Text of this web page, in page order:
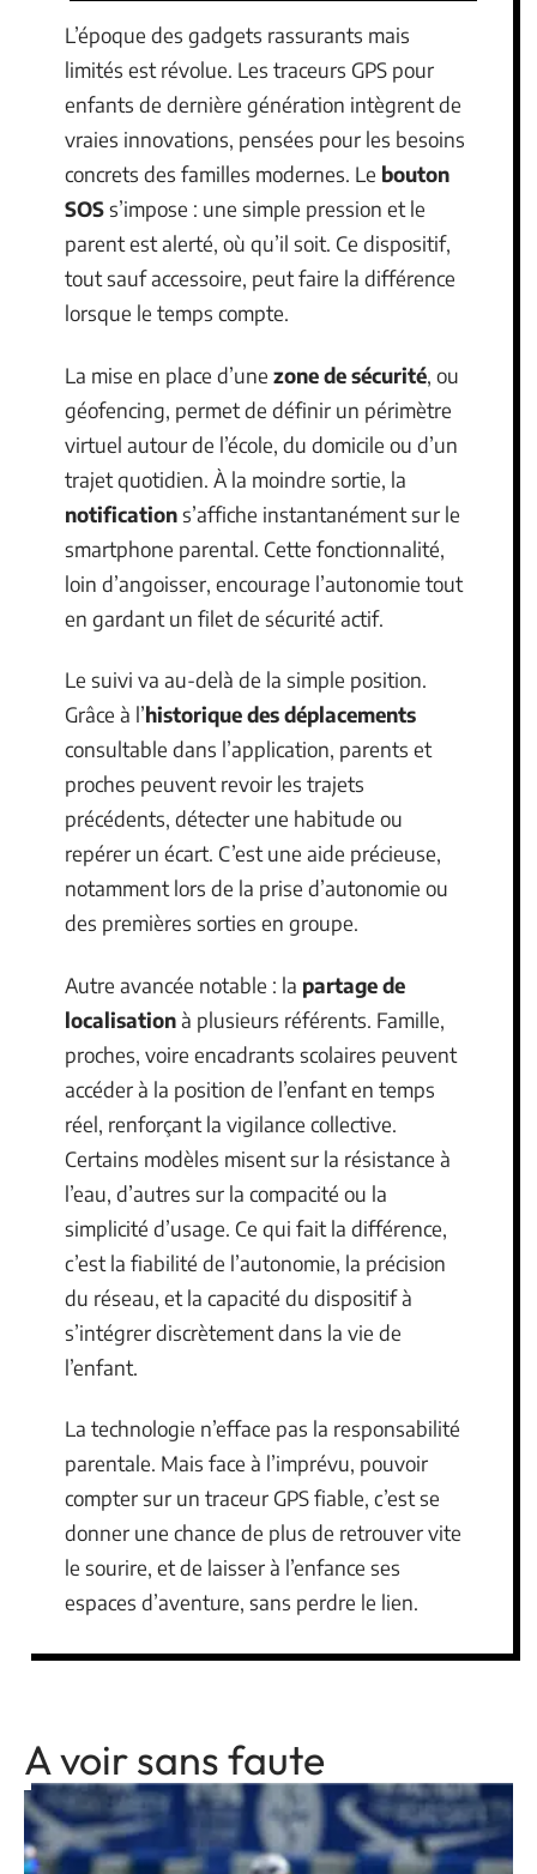
L’époque des gadgets rassurants mais
limités est révolue. Les traceurs GPS pour
enfants de dernière génération intègrent de
vraies innovations, pensées pour les besoins
concrets des familles modernes. Le bouton
SOSs’impose : une simple pression et le
parent est alerté, où qu’il soit. Ce dispositif,
tout sauf accessoire, peut faire la différence
lorsque le temps compte.
La mise en place d’une zone de sécurité, ou
géofencing, permet de définir un périmètre
virtuel autour de l’école, du domicile ou d’un
trajet quotidien. À la moindre sortie, la
notifications’affiche instantanément sur le
smartphone parental. Cette fonctionnalité,
loin d’angoisser, encourage l’autonomie tout
en gardant un filet de sécurité actif.
Le suivi va au-delà de la simple position.
Grâce à l’historique des déplacements
consultable dans l’application, parents et
proches peuvent revoir les trajets
précédents, détecter une habitude ou
repérer un écart. C’est une aide précieuse,
notamment lors de la prise d’autonomie ou
des premières sorties en groupe.
Autre avancée notable : la partage de
localisationà plusieurs référents. Famille,
proches, voire encadrants scolaires peuvent
accéder à la position de l’enfant en temps
réel, renforçant la vigilance collective.
Certains modèles misent sur la résistance à
l’eau, d’autres sur la compacité ou la
simplicité d’usage. Ce qui fait la différence,
c’est la fiabilité de l’autonomie, la précision
du réseau, et la capacité du dispositif à
s’intégrer discrètement dans la vie de
l’enfant.
La technologie n’efface pas la responsabilité
parentale. Mais face à l’imprévu, pouvoir
compter sur un traceur GPS fiable, c’est se
donner une chance de plus de retrouver vite
le sourire, et de laisser à l’enfance ses
espaces d’aventure, sans perdre le lien.
A voir sans faute